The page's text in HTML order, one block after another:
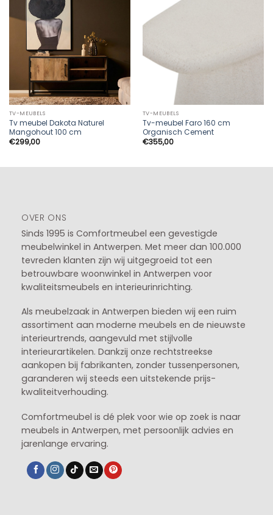
TV-MEUBELS
Tv meubel Dakota Naturel
Mangohout 100 cm
€299,00
TV-MEUBELS
Tv-meubel Faro 160 cm
Organisch Cement
€355,00
OVER ONS
Sinds 1995 is Comfortmeubel een gevestigde
meubelwinkel in Antwerpen. Met meer dan 100.000
tevreden klanten zijn wij uitgegroeid tot een
betrouwbare woonwinkel in Antwerpen voor
kwaliteitsmeubels en interieurinrichting.
Als meubelzaak in Antwerpen bieden wij een ruim
assortiment aan moderne meubels en de nieuwste
interieurtrends, aangevuld met stijlvolle
interieurartikelen. Dankzij onze rechtstreekse
aankopen bij fabrikanten, zonder tussenpersonen,
garanderen wij steeds een uitstekende prijs-
kwaliteitverhouding.
Comfortmeubel is dé plek voor wie op zoek is naar
meubels in Antwerpen, met persoonlijk advies en
jarenlange ervaring.